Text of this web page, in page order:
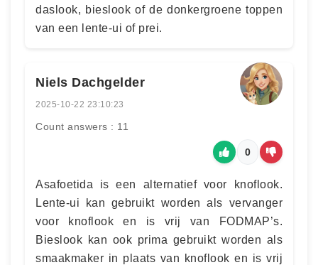
daslook, bieslook of de donkergroene toppen
van een lente-ui of prei.
Niels Dachgelder
2025-10-22 23:10:23
Count answers : 11
0
Asafoetida is een alternatief voor knoflook.
Lente-ui kan gebruikt worden als vervanger
voor knoflook en is vrij van FODMAP’s.
Bieslook kan ook prima gebruikt worden als
smaakmaker in plaats van knoflook en is vrij